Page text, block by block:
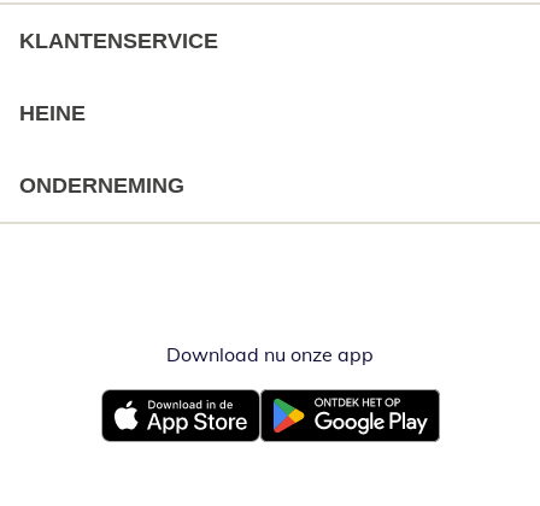
KLANTENSERVICE
HEINE
ONDERNEMING
Download nu onze app
Opent in nieuw vensterOpent in nieuw venster